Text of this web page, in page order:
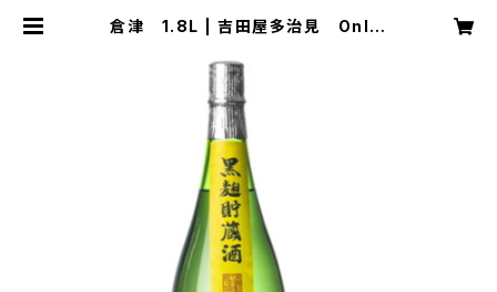
倉津 1.8L | 吉田屋多治見 Onlin